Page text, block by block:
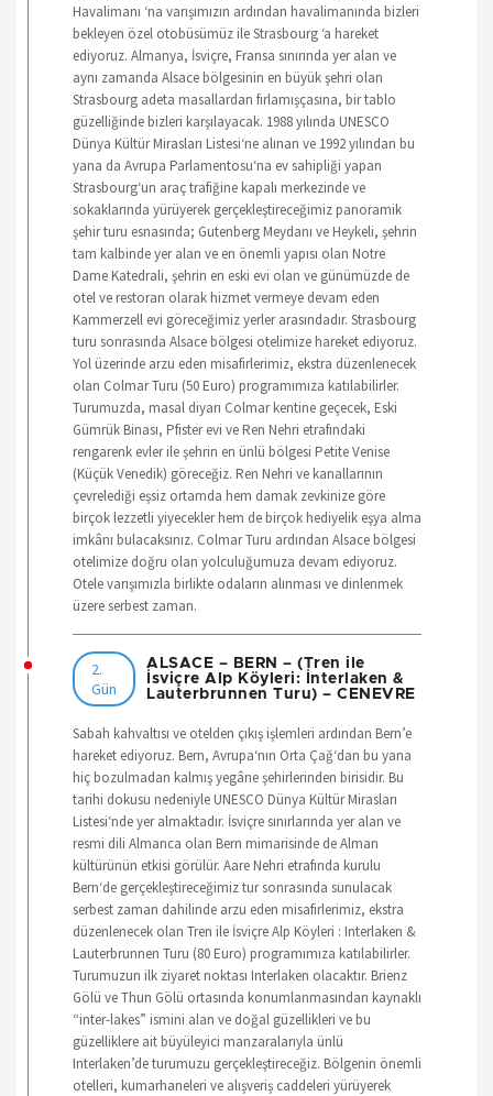
Havalimanı ‘na varışımızın ardından havalimanında bizleri
bekleyen özel otobüsümüz ile Strasbourg ‘a hareket
ediyoruz. Almanya, İsviçre, Fransa sınırında yer alan ve
aynı zamanda Alsace bölgesinin en büyük şehri olan
Strasbourg adeta masallardan fırlamışçasına, bir tablo
güzelliğinde bizleri karşılayacak. 1988 yılında UNESCO
Dünya Kültür Mirasları Listesi‘ne alınan ve 1992 yılından bu
yana da Avrupa Parlamentosu‘na ev sahipliği yapan
Strasbourg‘un araç trafiğine kapalı merkezinde ve
sokaklarında yürüyerek gerçekleştireceğimiz panoramik
şehir turu esnasında; Gutenberg Meydanı ve Heykeli, şehrin
tam kalbinde yer alan ve en önemli yapısı olan Notre
Dame Katedrali, şehrin en eski evi olan ve günümüzde de
otel ve restoran olarak hizmet vermeye devam eden
Kammerzell evi göreceğimiz yerler arasındadır. Strasbourg
turu sonrasında Alsace bölgesi otelimize hareket ediyoruz.
Yol üzerinde arzu eden misafirlerimiz, ekstra düzenlenecek
olan Colmar Turu (50 Euro) programımıza katılabilirler.
Turumuzda, masal diyarı Colmar kentine geçecek, Eski
Gümrük Binası, Pfister evi ve Ren Nehri etrafındaki
rengarenk evler ile şehrin en ünlü bölgesi Petite Venise
(Küçük Venedik) göreceğiz. Ren Nehri ve kanallarının
çevrelediği eşsiz ortamda hem damak zevkinize göre
birçok lezzetli yiyecekler hem de birçok hediyelik eşya alma
imkânı bulacaksınız. Colmar Turu ardından Alsace bölgesi
otelimize doğru olan yolculuğumuza devam ediyoruz.
Otele varışımızla birlikte odaların alınması ve dinlenmek
üzere serbest zaman.
2.
Gün
ALSACE – BERN – (Tren ile
İsviçre Alp Köyleri: İnterlaken &
Lauterbrunnen Turu) – CENEVRE
Sabah kahvaltısı ve otelden çıkış işlemleri ardından Bern’e
hareket ediyoruz. Bern, Avrupa‘nın Orta Çağ‘dan bu yana
hiç bozulmadan kalmış yegâne şehirlerinden birisidir. Bu
tarihi dokusu nedeniyle UNESCO Dünya Kültür Mirasları
Listesi‘nde yer almaktadır. İsviçre sınırlarında yer alan ve
resmi dili Almanca olan Bern mimarisinde de Alman
kültürünün etkisi görülür. Aare Nehri etrafında kurulu
Bern‘de gerçekleştireceğimiz tur sonrasında sunulacak
serbest zaman dahilinde arzu eden misafirlerimiz, ekstra
düzenlenecek olan Tren ile İsviçre Alp Köyleri : Interlaken &
Lauterbrunnen Turu (80 Euro) programımıza katılabilirler.
Turumuzun ilk ziyaret noktası Interlaken olacaktır. Brienz
Gölü ve Thun Gölü ortasında konumlanmasından kaynaklı
“inter-lakes” ismini alan ve doğal güzellikleri ve bu
güzelliklere ait büyüleyici manzaralarıyla ünlü
Interlaken’de turumuzu gerçekleştireceğiz. Bölgenin önemli
otelleri, kumarhaneleri ve alışveriş caddeleri yürüyerek